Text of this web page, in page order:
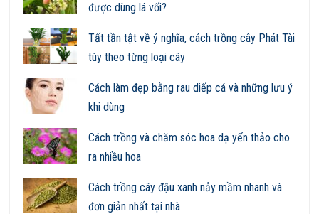
được dùng lá vối?
Tất tần tật về ý nghĩa, cách trồng cây Phát Tài
tùy theo từng loại cây
Cách làm đẹp bằng rau diếp cá và những lưu ý
khi dùng
Cách trồng và chăm sóc hoa dạ yến thảo cho
ra nhiều hoa
Cách trồng cây đậu xanh nảy mầm nhanh và
đơn giản nhất tại nhà